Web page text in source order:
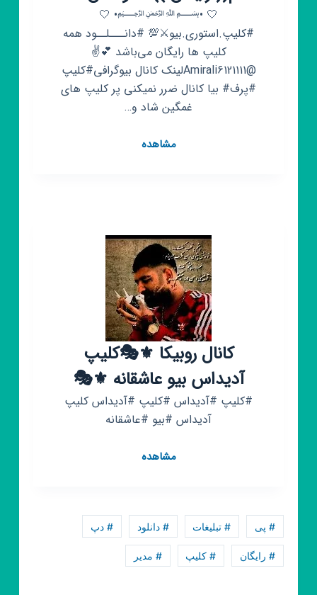
🤍 •﷽• 🤍
#کلیپ.استوری.بیو⚔💯 #دانـــلــود همه
کلیپ ها رایگان می‌باشد 💕✌️
@Amirali6121111لینک کانال بیوگرافی#کلیپ
#پرف# بیا کانال ضرر نمیکنی پر کلیپ های
غمگین شاد و…
مشاهدهکانال
غم((
رایگان
))دانلود
کن
❤️
کانال روبیکا ⚜🎭کلیپ
آدیداس بیو عاشقانه ⚜🎭
#کلیپ #آدیداس #کلیپ #آدیداس کلیپ
آدیداس #بیو #عاشقانه
مشاهدهکانال
کلیپ
آدیداس
بیو
# پی # تبلیغات # دانلود # دپ
# رایگان # کلیپ # مدیر